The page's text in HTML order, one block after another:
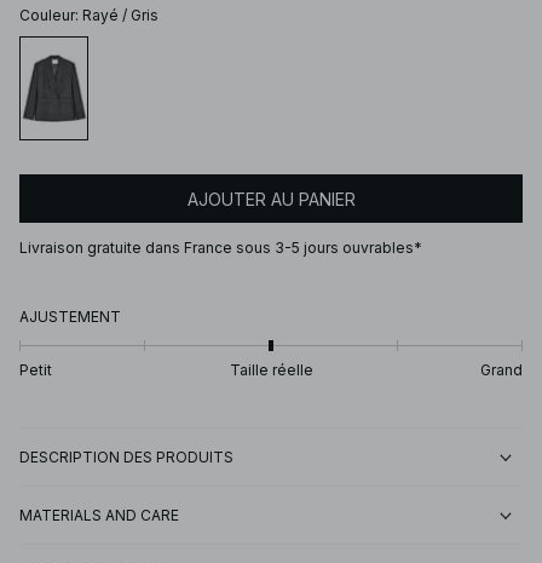
Couleur: Rayé / Gris
AJOUTER AU PANIER
Livraison gratuite dans France sous 3-5 jours ouvrables*
AJUSTEMENT
Petit Taille réelle Grand
DESCRIPTION DES PRODUITS
MATERIALS AND CARE